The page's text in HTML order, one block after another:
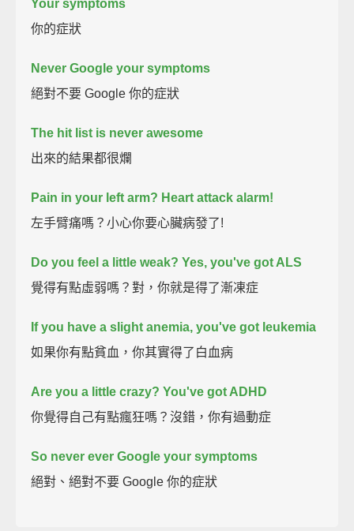
Your symptoms
你的症狀
Never Google your symptoms
絕對不要 Google 你的症狀
The hit list is never awesome
出來的結果都很爛
Pain in your left arm? Heart attack alarm!
左手臂痛嗎？小心你要心臟病發了!
Do you feel a little weak? Yes, you've got ALS
覺得有點虛弱嗎？對，你就是得了漸凍症
If you have a slight anemia, you've got leukemia
如果你有點貧血，你其實得了白血病
Are you a little crazy? You've got ADHD
你覺得自己有點瘋狂嗎？沒錯，你有過動症
So never ever Google your symptoms
絕對、絕對不要 Google 你的症狀